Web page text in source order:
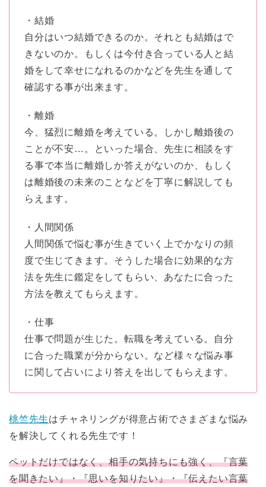
・結婚
自分はいつ結婚できるのか。それとも結婚はで
きないのか。もしくは今付き合っている人と結
婚をして幸せになれるのかなどを先生を通して
確認する事が出来ます。
・離婚
今、猛烈に離婚を考えている。しかし離婚後の
ことが不安…。といった場合、先生に相談をす
る事で本当に離婚しか答えがないのか、もしく
は離婚後の未来のことなどを丁寧に解説しても
らえます。
・人間関係
人間関係で悩む事が生きていく上でかなりの頻
度で生じてきます。そうした場合に効果的な方
法を先生に鑑定をしてもらい、あなたに合った
方法を教えてもらえます。
・仕事
仕事で問題が生じた。転職を考えている。自分
に合った職業が分からない。など様々な悩み事
に関して占いにより答えを出してもらえます。
桃竺先生はチャネリングが得意占術でさまざまな悩み
を解決してくれる先生です！
ペットだけではなく、相手の気持ちにも強く、『言葉
を聞きたい』・『思いを知りたい』・『伝えたい言葉